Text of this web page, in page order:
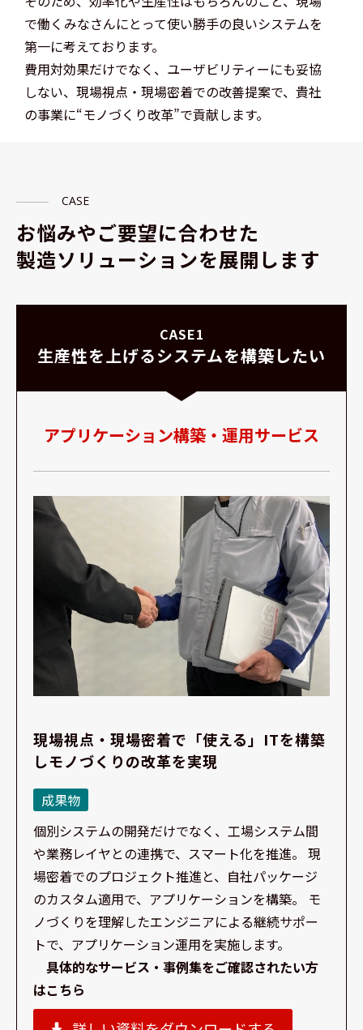
で働くみなさんにとって使い勝手の良いシステムを
第一に考えております。
費用対効果だけでなく、ユーザビリティーにも妥協
しない、現場視点・現場密着での改善提案で、貴社
の事業に“モノづくり改革”で貢献します。
CASE
お悩みやご要望に合わせた
製造ソリューションを展開します
CASE1
生産性を上げるシステムを構築したい
アプリケーション構築・運用サービス
現場視点・現場密着で「使える」ITを構築
しモノづくりの改革を実現
成果物
個別システムの開発だけでなく、工場システム間
や業務レイヤとの連携で、スマート化を推進。 現
場密着でのプロジェクト推進と、自社パッケージ
のカスタム適用で、アプリケーションを構築。 モ
ノづくりを理解したエンジニアによる継続サポー
トで、アプリケーション運用を実施します。
具体的なサービス・事例集をご確認されたい方
はこちら